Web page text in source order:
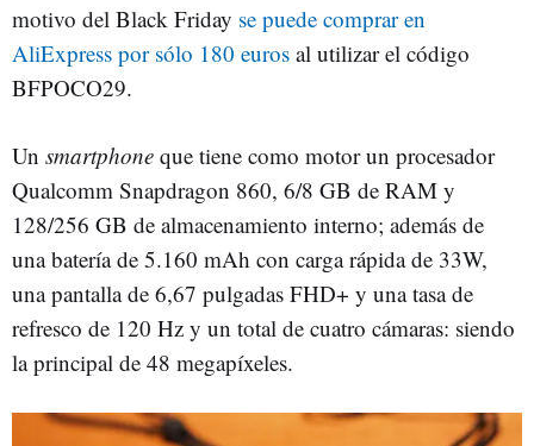
motivo del Black Friday se puede comprar en
AliExpress por sólo 180 euros al utilizar el código
BFPOCO29.
Un smartphone que tiene como motor un procesador
Qualcomm Snapdragon 860, 6/8 GB de RAM y
128/256 GB de almacenamiento interno; además de
una batería de 5.160 mAh con carga rápida de 33W,
una pantalla de 6,67 pulgadas FHD+ y una tasa de
refresco de 120 Hz y un total de cuatro cámaras: siendo
la principal de 48 megapíxeles.